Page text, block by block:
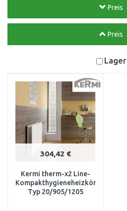
Preis
Preis
Lager
304,42 €
Kermi therm-x2 Line-
Kompakthygieneheizkörper
Typ 20/905/1205